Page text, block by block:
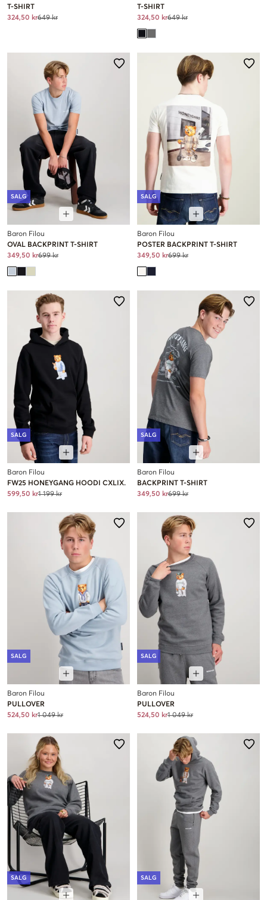
T-SHIRT
324,50 kr649 kr
T-SHIRT
324,50 kr649 kr
SALG
Baron Filou
OVAL BACKPRINT T-SHIRT
349,50 kr699 kr
SALG
Baron Filou
POSTER BACKPRINT T-SHIRT
349,50 kr699 kr
SALG
Baron Filou
FW25 HONEYGANG HOODI CXLIX.
599,50 kr1 199 kr
SALG
Baron Filou
BACKPRINT T-SHIRT
349,50 kr699 kr
SALG
Baron Filou
PULLOVER
524,50 kr1 049 kr
SALG
Baron Filou
PULLOVER
524,50 kr1 049 kr
SALG SALG